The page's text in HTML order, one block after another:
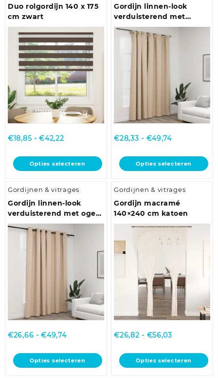
variaties.
Deze
optie
kan
gekozen
worden
productpagina
variaties.
Deze
optie
gekozen
worden
productpagina
Duo rolgordijn 140 x 175
cm zwart
€18,85 - €42,22Prijsklasse:
tot
€42,22
Opties selecteren
Dit
product
meerdere
variaties.
Deze
optie
kan
productpagina
Gordijn linnen-look
verduisterend met
haken 290×245 cm beige
€28,33 - €49,74Prijsklasse:
tot
€49,74
Opties selecteren
Dit
product
meerdere
variaties.
Deze
optie
gekozen
worden
productpagina
Gordijnen & vitrages
Gordijn linnen-look
verduisterend met ogen
290×245 cm beige
€26,66 - €49,74Prijsklasse:
tot
€49,74
Opties selecteren
Dit
product
Gordijnen & vitrages
Gordijn macramé
140×240 cm katoen
€26,82 - €56,03Prijsklasse:
tot
€56,03
Opties selecteren
Dit
product